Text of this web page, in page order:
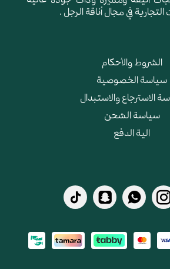
في مجال أناقة الرجل .
الشروط والأحكام
سياسة الخصوصية
الاسترجاع والاستبدال
سياسة الشحن
الية الدفع